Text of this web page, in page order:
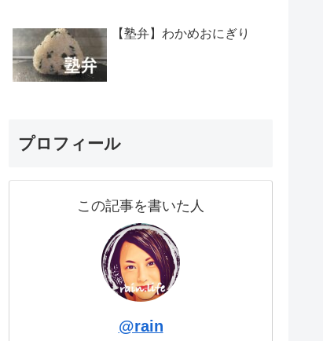
【塾弁】わかめおにぎり
プロフィール
この記事を書いた人
@rain